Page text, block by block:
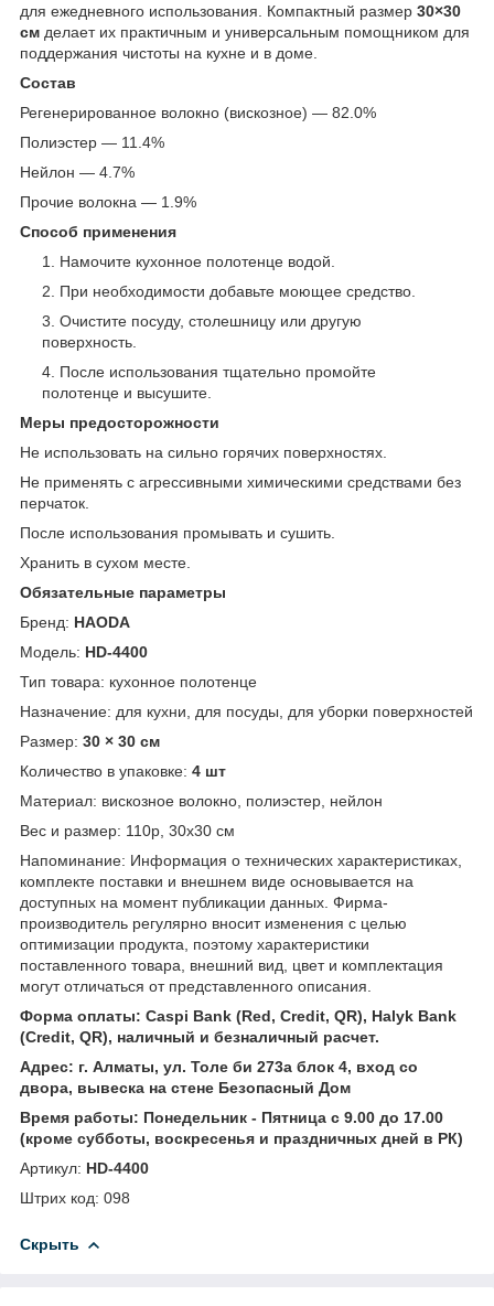
для ежедневного использования. Компактный размер 30×30
см делает их практичным и универсальным помощником для
поддержания чистоты на кухне и в доме.
Состав
Регенерированное волокно (вискозное) — 82.0%
Полиэстер — 11.4%
Нейлон — 4.7%
Прочие волокна — 1.9%
Способ применения
Намочите кухонное полотенце водой.
При необходимости добавьте моющее средство.
Очистите посуду, столешницу или другую
поверхность.
После использования тщательно промойте
полотенце и высушите.
Меры предосторожности
Не использовать на сильно горячих поверхностях.
Не применять с агрессивными химическими средствами без
перчаток.
После использования промывать и сушить.
Хранить в сухом месте.
Обязательные параметры
Бренд: HAODA
Модель: HD-4400
Тип товара: кухонное полотенце
Назначение: для кухни, для посуды, для уборки поверхностей
Размер: 30 × 30 см
Количество в упаковке: 4 шт
Материал: вискозное волокно, полиэстер, нейлон
Вес и размер: 110р, 30х30 см
Напоминание: Информация о технических характеристиках,
комплекте поставки и внешнем виде основывается на
доступных на момент публикации данных. Фирма-
производитель регулярно вносит изменения с целью
оптимизации продукта, поэтому характеристики
поставленного товара, внешний вид, цвет и комплектация
могут отличаться от представленного описания.
Форма оплаты: Caspi Bank (Red, Credit, QR), Halyk Bank
(Credit, QR), наличный и безналичный расчет.
Адрес: г. Алматы, ул. Толе би 273а блок 4, вход со
двора, вывеска на стене Безопасный Дом
Время работы: Понедельник - Пятница с 9.00 до 17.00
(кроме субботы, воскресенья и праздничных дней в РК)
Артикул: HD-4400
Штрих код: 098
Скрыть